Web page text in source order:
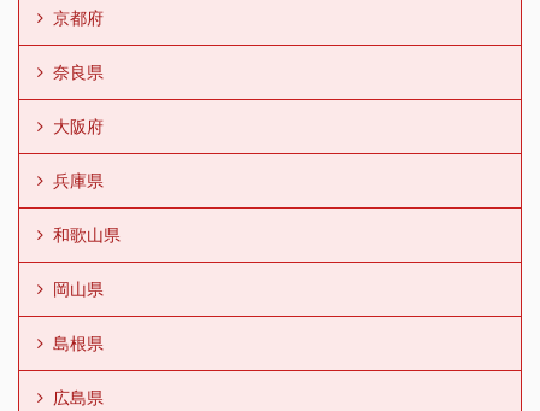
京都府
奈良県
大阪府
兵庫県
和歌山県
岡山県
島根県
広島県